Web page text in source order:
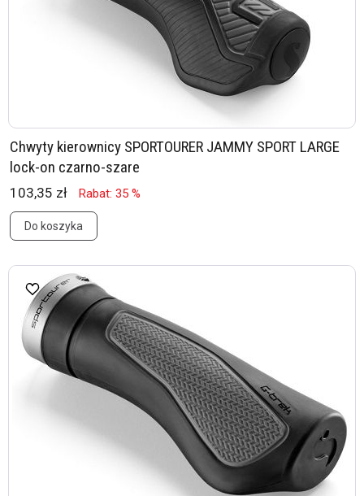
Chwyty kierownicy SPORTOURER JAMMY SPORT LARGE
lock-on czarno-szare
103,35 zł Rabat: 35 %
Do koszyka